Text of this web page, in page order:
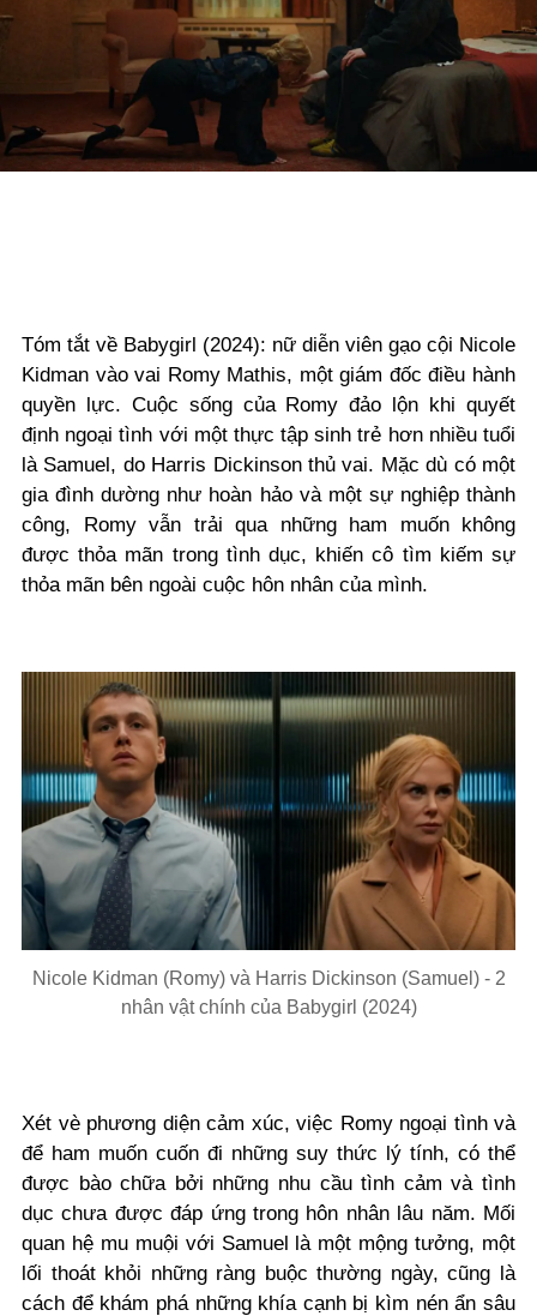
Tóm tắt về Babygirl (2024): nữ diễn viên gạo cội Nicole
Kidman vào vai Romy Mathis, một giám đốc điều hành
quyền lực. Cuộc sống của Romy đảo lộn khi quyết
định ngoại tình với một thực tập sinh trẻ hơn nhiều tuổi
là Samuel, do Harris Dickinson thủ vai. Mặc dù có một
gia đình dường như hoàn hảo và một sự nghiệp thành
công, Romy vẫn trải qua những ham muốn không
được thỏa mãn trong tình dục, khiến cô tìm kiếm sự
thỏa mãn bên ngoài cuộc hôn nhân của mình.
Nicole Kidman (Romy) và Harris Dickinson (Samuel) - 2
nhân vật chính của Babygirl (2024)
Xét vè phương diện cảm xúc, việc Romy ngoại tình và
để ham muốn cuốn đi những suy thức lý tính, có thể
được bào chữa bởi những nhu cầu tình cảm và tình
dục chưa được đáp ứng trong hôn nhân lâu năm. Mối
quan hệ mu muội với Samuel là một mộng tưởng, một
lối thoát khỏi những ràng buộc thường ngày, cũng là
cách để khám phá những khía cạnh bị kìm nén ẩn sâu